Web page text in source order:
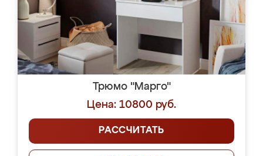
Трюмо "Марго"
Цена: 10800 руб.
РАССЧИТАТЬ